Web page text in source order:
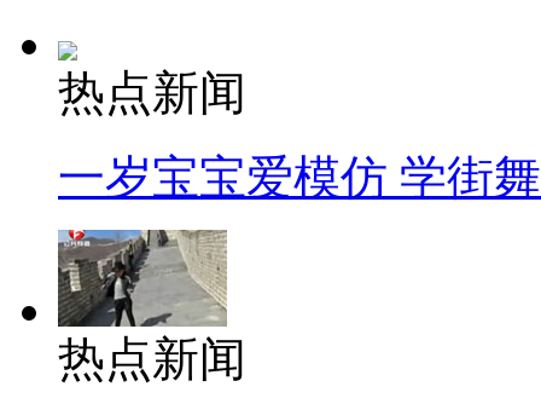
热点新闻
一岁宝宝爱模仿 学街
热点新闻